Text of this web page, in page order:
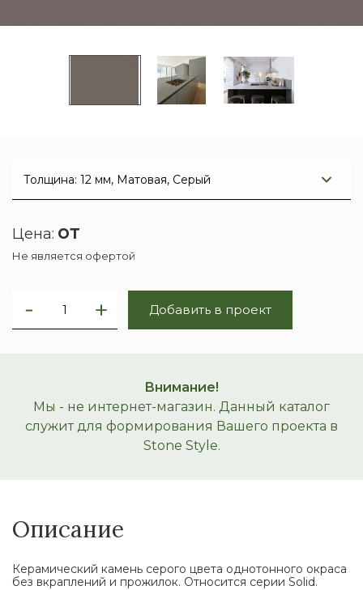
Цена: от
Не является офертой
Добавить в проект
Внимание!
Мы - не интернет-магазин. Данный каталог
служит для формирования Вашего проекта в
Stone Style.
Описание
Керамический камень серого цвета однотонного окраса
без вкраплений и прожилок. Относится серии Solid.